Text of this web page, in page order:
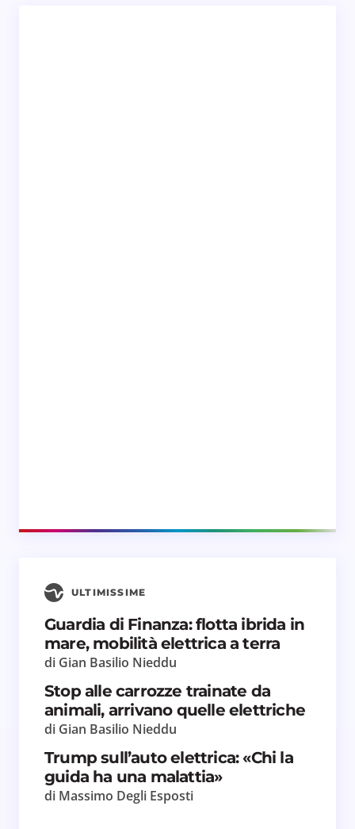
ULTIMISSIME
Guardia di Finanza: flotta ibrida in
mare, mobilità elettrica a terra
di Gian Basilio Nieddu
Stop alle carrozze trainate da
animali, arrivano quelle elettriche
di Gian Basilio Nieddu
Trump sull’auto elettrica: «Chi la
guida ha una malattia»
di Massimo Degli Esposti